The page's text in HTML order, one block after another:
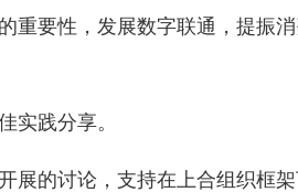
重要性，发展数字联通，提振
践分享。
的讨论，支持在上合组织框